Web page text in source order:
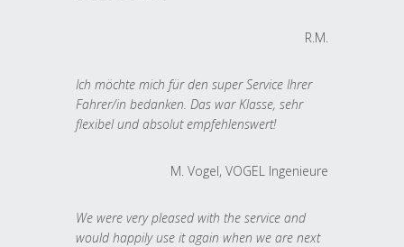
R.M.
Ich möchte mich für den super Service Ihrer
Fahrer/in bedanken. Das war Klasse, sehr
flexibel und absolut empfehlenswert!
M. Vogel, VOGEL Ingenieure
We were very pleased with the service and
would happily use it again when we are next